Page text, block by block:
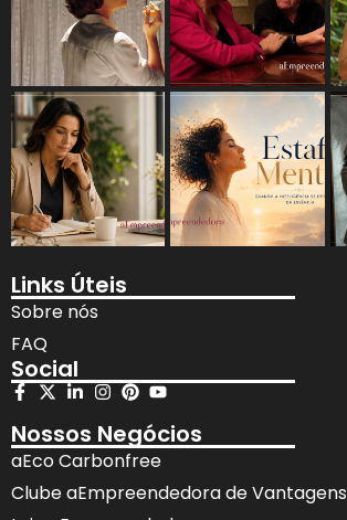
Links Úteis
Sobre nós
FAQ
Social
Nossos Negócios
aEco Carbonfree
Clube aEmpreendedora de Vantagens